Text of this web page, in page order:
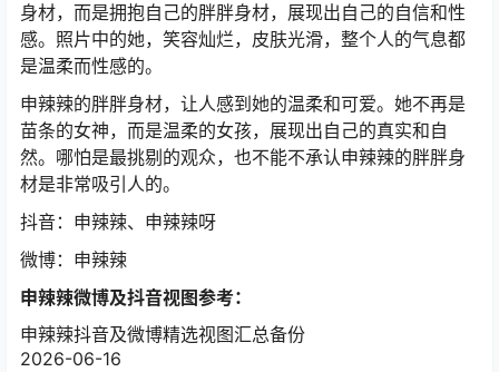
身材，而是拥抱自己的胖胖身材，展现出自己的自信和性
感。照片中的她，笑容灿烂，皮肤光滑，整个人的气息都
是温柔而性感的。
申辣辣的胖胖身材，让人感到她的温柔和可爱。她不再是
苗条的女神，而是温柔的女孩，展现出自己的真实和自
然。哪怕是最挑剔的观众，也不能不承认申辣辣的胖胖身
材是非常吸引人的。
抖音：申辣辣、申辣辣呀
微博：申辣辣
申辣辣微博及抖音视图参考：
申辣辣抖音及微博精选视图汇总备份
2026-06-16